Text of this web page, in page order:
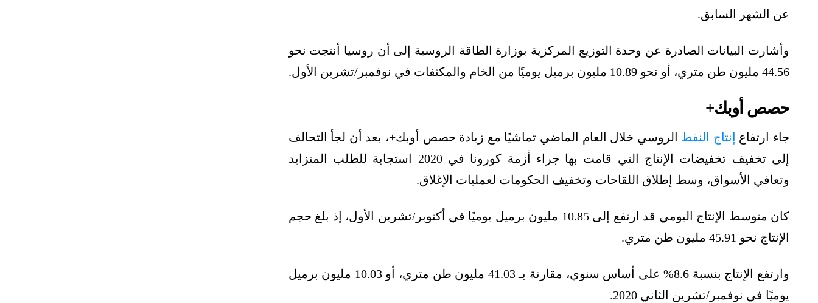
عن الشهر السابق.
وأشارت البيانات الصادرة عن وحدة التوزيع المركزية بوزارة الطاقة الروسية إلى أن روسيا أنتجت نحو
44.56 مليون طن متري، أو نحو 10.89 مليون برميل يوميًا من الخام والمكثفات في نوفمبر/تشرين الأول.
حصص أوبك+
جاء ارتفاع إنتاج النفط الروسي خلال العام الماضي تماشيًا مع زيادة حصص أوبك+، بعد أن لجأ التحالف
إلى تخفيف تخفيضات الإنتاج التي قامت بها جراء أزمة كورونا في 2020 استجابة للطلب المتزايد
وتعافي الأسواق، وسط إطلاق اللقاحات وتخفيف الحكومات لعمليات الإغلاق.
كان متوسط الإنتاج اليومي قد ارتفع إلى 10.85 مليون برميل يوميًا في أكتوبر/تشرين الأول، إذ بلغ حجم
الإنتاج نحو 45.91 مليون طن متري.
وارتفع الإنتاج بنسبة 8.6% على أساس سنوي، مقارنة بـ 41.03 مليون طن متري، أو 10.03 مليون برميل
يوميًا في نوفمبر/تشرين الثاني 2020.